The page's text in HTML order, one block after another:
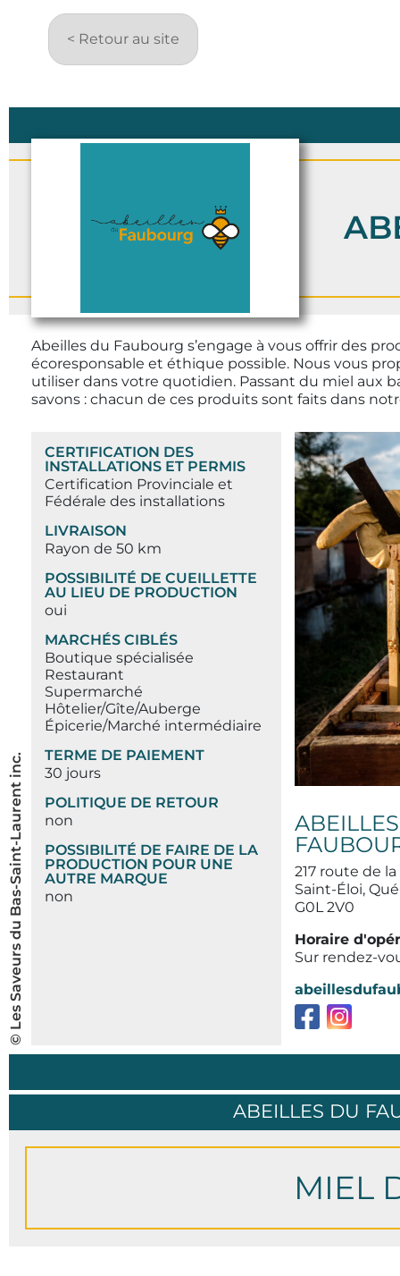
< Retour au site
Abeilles du Faubourg s’engage à vous offrir des
écoresponsable et éthique possible. Nous vous
utiliser dans votre quotidien. Passant du miel aux
savons : chacun de ces produits sont faits dans
© Les Saveurs du Bas-Saint-Laurent inc.
CERTIFICATION DES
INSTALLATIONS ET PERMIS
Certification Provinciale et
Fédérale des installations
LIVRAISON
Rayon de 50 km
POSSIBILITÉ DE CUEILLETTE
AU LIEU DE PRODUCTION
oui
MARCHÉS CIBLÉS
Boutique spécialisée
Restaurant
Supermarché
Hôtelier/Gîte/Auberge
Épicerie/Marché intermédiaire
TERME DE PAIEMENT
30 jours
POLITIQUE DE RETOUR
non
POSSIBILITÉ DE FAIRE DE LA
PRODUCTION POUR UNE
AUTRE MARQUE
non
217 route de
Saint-Éloi,
G0L 2V0
Horaire
Sur rendez-
ABEILLES DU
MIEL